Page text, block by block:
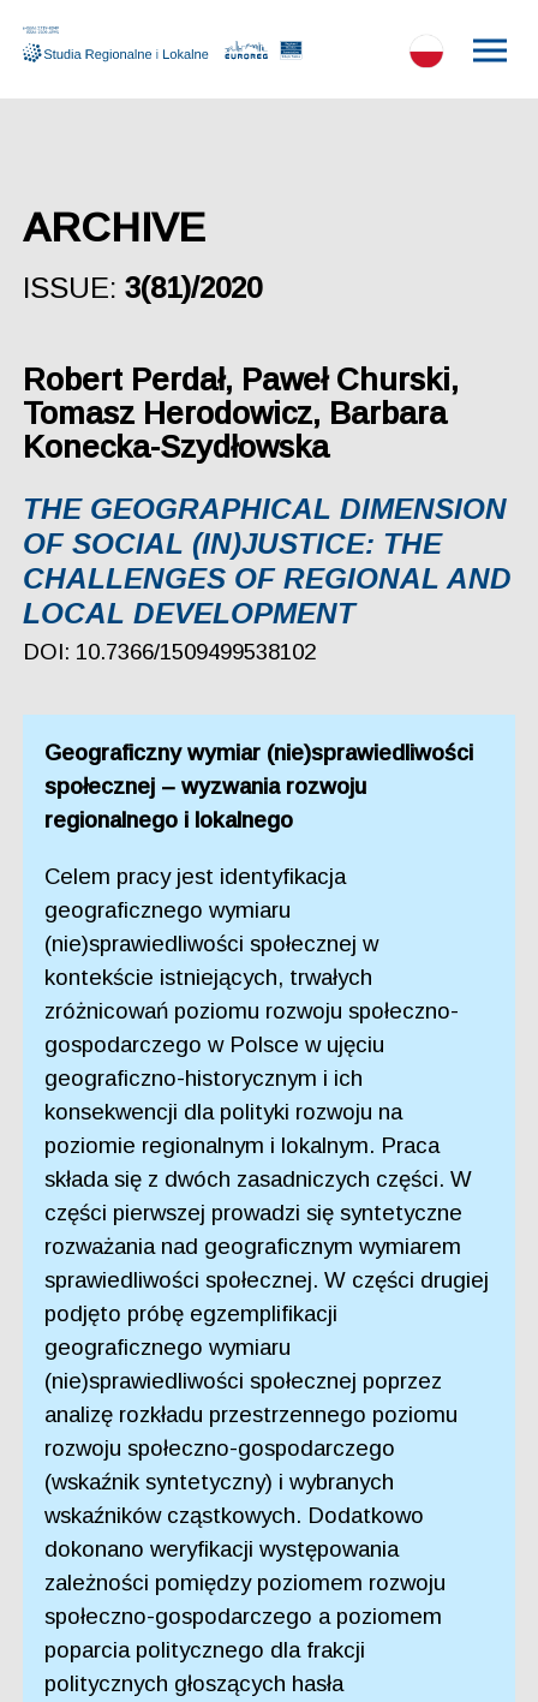
ARCHIVE
ISSUE: 3(81)/2020
Robert Perdał, Paweł Churski,
Tomasz Herodowicz, Barbara
Konecka-Szydłowska
THE GEOGRAPHICAL DIMENSION
OF SOCIAL (IN)JUSTICE: THE
CHALLENGES OF REGIONAL AND
LOCAL DEVELOPMENT
DOI: 10.7366/1509499538102
Geograficzny wymiar (nie)sprawiedliwości
społecznej – wyzwania rozwoju
regionalnego i lokalnego
Celem pracy jest identyfikacja
geograficznego wymiaru
(nie)sprawiedliwości społecznej w
kontekście istniejących, trwałych
zróżnicowań poziomu rozwoju społeczno-
gospodarczego w Polsce w ujęciu
geograficzno-historycznym i ich
konsekwencji dla polityki rozwoju na
poziomie regionalnym i lokalnym. Praca
składa się z dwóch zasadniczych części. W
części pierwszej prowadzi się syntetyczne
rozważania nad geograficznym wymiarem
sprawiedliwości społecznej. W części drugiej
podjęto próbę egzemplifikacji
geograficznego wymiaru
(nie)sprawiedliwości społecznej poprzez
analizę rozkładu przestrzennego poziomu
rozwoju społeczno-gospodarczego
(wskaźnik syntetyczny) i wybranych
wskaźników cząstkowych. Dodatkowo
dokonano weryfikacji występowania
zależności pomiędzy poziomem rozwoju
społeczno-gospodarczego a poziomem
poparcia politycznego dla frakcji
politycznych głoszących hasła